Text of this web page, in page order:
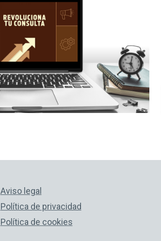
Aviso legal
Política de privacidad
Política de cookies